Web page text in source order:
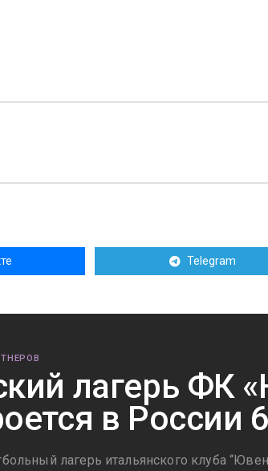
Telegram
лагерь ФК
в России
лагерь итальянского клуба